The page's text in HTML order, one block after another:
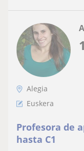
Alegia
Euskera
Profesora de
hasta C1